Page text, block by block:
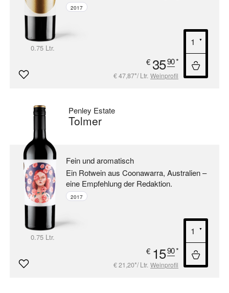
0.75 Ltr.
2017
€ 3590*
€ 47,87*/ Ltr. Weinprofil
0.75 Ltr.
Penley Estate
Tolmer
Fein und aromatisch
Ein Rotwein aus Coonawarra, Australien –
eine Empfehlung der Redaktion.
2017
€ 1590*
€ 21,20*/ Ltr. Weinprofil